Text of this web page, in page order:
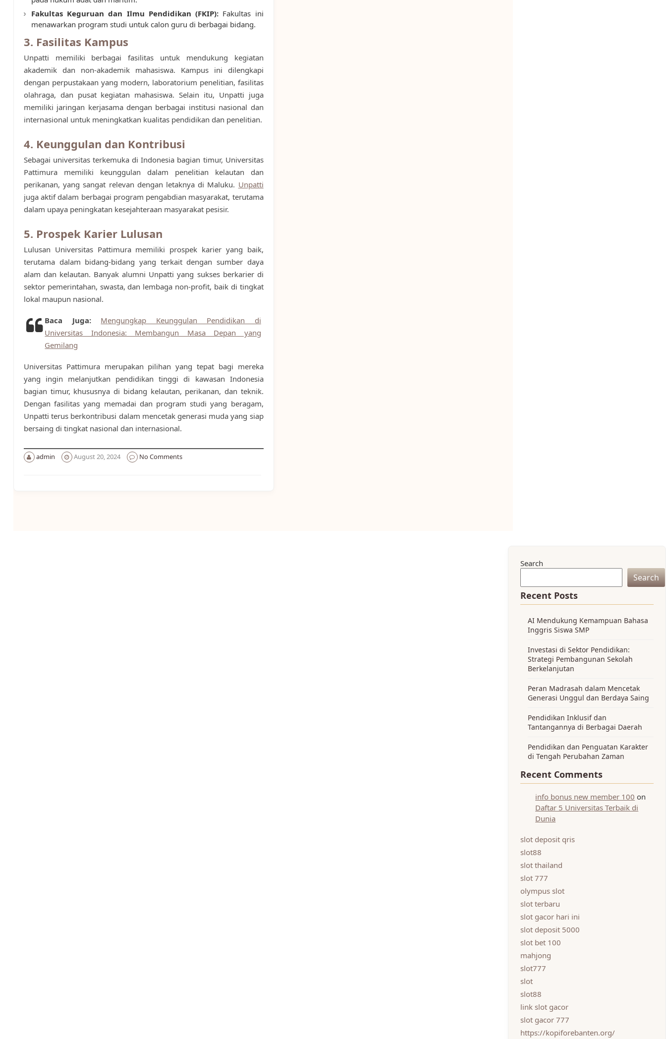
Fakultas Keguruan dan Ilmu Pendidikan (FKIP): Fakultas ini
menawarkan program studi untuk calon guru di berbagai bidang.
3. Fasilitas Kampus
Unpatti memiliki berbagai fasilitas untuk mendukung kegiatan
akademik dan non-akademik mahasiswa. Kampus ini dilengkapi
dengan perpustakaan yang modern, laboratorium penelitian, fasilitas
olahraga, dan pusat kegiatan mahasiswa. Selain itu, Unpatti juga
memiliki jaringan kerjasama dengan berbagai institusi nasional dan
internasional untuk meningkatkan kualitas pendidikan dan penelitian.
4. Keunggulan dan Kontribusi
Sebagai universitas terkemuka di Indonesia bagian timur, Universitas
Pattimura memiliki keunggulan dalam penelitian kelautan dan
perikanan, yang sangat relevan dengan letaknya di Maluku. Unpatti
juga aktif dalam berbagai program pengabdian masyarakat, terutama
dalam upaya peningkatan kesejahteraan masyarakat pesisir.
5. Prospek Karier Lulusan
Lulusan Universitas Pattimura memiliki prospek karier yang baik,
terutama dalam bidang-bidang yang terkait dengan sumber daya
alam dan kelautan. Banyak alumni Unpatti yang sukses berkarier di
sektor pemerintahan, swasta, dan lembaga non-profit, baik di tingkat
lokal maupun nasional.
Baca Juga: Mengungkap Keunggulan Pendidikan di
Universitas Indonesia: Membangun Masa Depan yang
Gemilang
Universitas Pattimura merupakan pilihan yang tepat bagi mereka
yang ingin melanjutkan pendidikan tinggi di kawasan Indonesia
bagian timur, khususnya di bidang kelautan, perikanan, dan teknik.
Dengan fasilitas yang memadai dan program studi yang beragam,
Unpatti terus berkontribusi dalam mencetak generasi muda yang siap
bersaing di tingkat nasional dan internasional.
admin August 20, 2024 No Comments
Search
Search
Recent Posts
AI Mendukung Kemampuan Bahasa
Inggris Siswa SMP
Investasi di Sektor Pendidikan:
Strategi Pembangunan Sekolah
Berkelanjutan
Peran Madrasah dalam Mencetak
Generasi Unggul dan Berdaya Saing
Pendidikan Inklusif dan
Tantangannya di Berbagai Daerah
Pendidikan dan Penguatan Karakter
di Tengah Perubahan Zaman
Recent Comments
info bonus new member 100 on
Daftar 5 Universitas Terbaik di
Dunia
slot deposit qris
slot88
slot thailand
slot 777
olympus slot
slot terbaru
slot gacor hari ini
slot deposit 5000
slot bet 100
mahjong
slot777
slot
slot88
link slot gacor
slot gacor 777
https://kopiforebanten.org/